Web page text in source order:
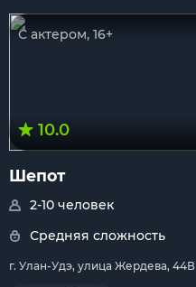
С актером, 16+
10.0
Шепот
2-10 человек
Средняя сложность
г. Улан-Удэ, улица Жердева, 44В